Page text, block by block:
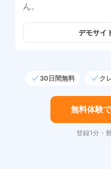
ん。
デモサイ
30日間無料 ク
無料体験
登録1分・